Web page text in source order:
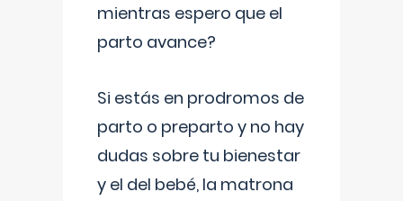
mientras espero que el
parto avance?
Si estás en prodromos de
parto o preparto y no hay
dudas sobre tu bienestar
y el del bebé, la matrona